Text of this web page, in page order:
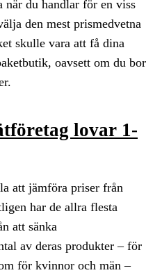
när du handlar för en viss
den mest prismedvetna
skulle vara att få dina
oavsett om du bor
lovar 1-
att jämföra priser från
har de allra flesta
att sänka
av deras produkter – för
för kvinnor och män –